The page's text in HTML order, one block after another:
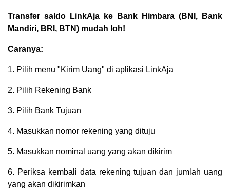
Transfer saldo LinkAja ke Bank Himbara (BNI, Bank
Mandiri, BRI, BTN) mudah loh!
Caranya:
1. Pilih menu "Kirim Uang" di aplikasi LinkAja
2. Pilih Rekening Bank
3. Pilih Bank Tujuan
4. Masukkan nomor rekening yang dituju
5. Masukkan nominal uang yang akan dikirim
6. Periksa kembali data rekening tujuan dan jumlah uang
yang akan dikirimkan